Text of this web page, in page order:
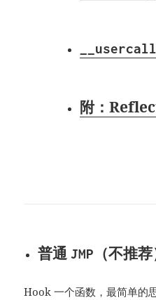
__usercall
附：
普通JMP （不推荐
Hook 一个函数，最简单的